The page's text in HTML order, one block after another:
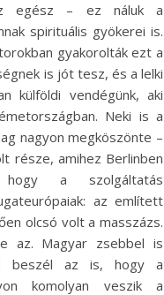
egész – ez náluk a
spirituális gyökerei is.
gyakorolták ezt a
is jót tesz, és a lelki
külföldi vendégünk, aki
Neki is a
nagyon megköszönte –
része, amihez Berlinben
hogy a szolgáltatás
az említett
olcsó volt a masszázs.
az. Magyar zsebbel is
beszél az is, hogy a
komolyan veszik a